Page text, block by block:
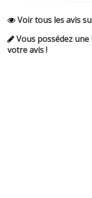
Voir tous les avis
Vous possédez une
votre avis !